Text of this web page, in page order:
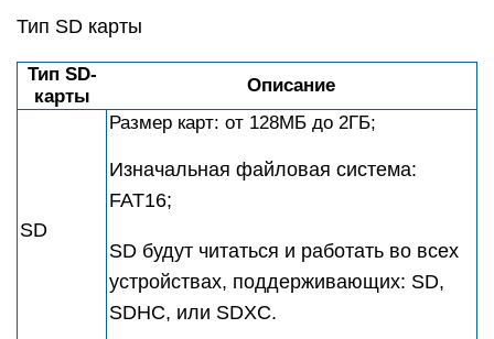
Тип SD карты
Тип SD-
карты
Описание
SD
Размер карт: от 128MБ дo 2ГБ;
Изначальная файловая система:
FAT16;
SD будут читаться и работать во всех
устройствах, поддерживающих: SD,
SDHC, или SDXC.